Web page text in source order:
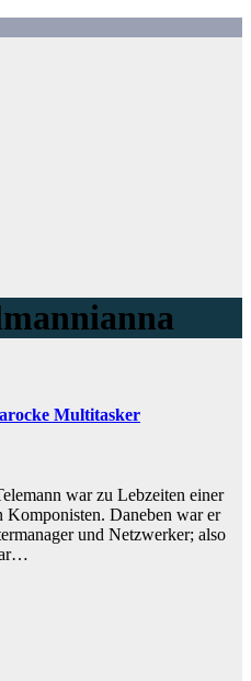
Multitasker
war zu Lebzeiten einer
Komponisten. Daneben war er
und Netzwerker; also